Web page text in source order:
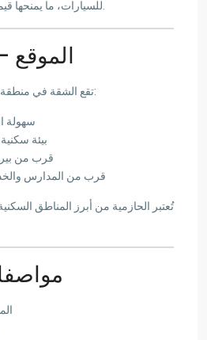
📍
تقع الشقة في منطقة هادئة واستراتيجية، وتوفر:
سهولة
بيئة
قرب من
قرب من المدارس
🏠